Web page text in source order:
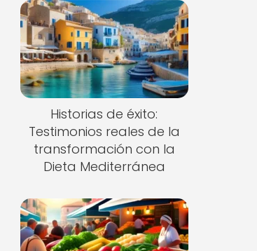
Historias de éxito:
Testimonios reales de la
transformación con la
Dieta Mediterránea